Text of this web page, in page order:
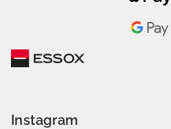
Instagram